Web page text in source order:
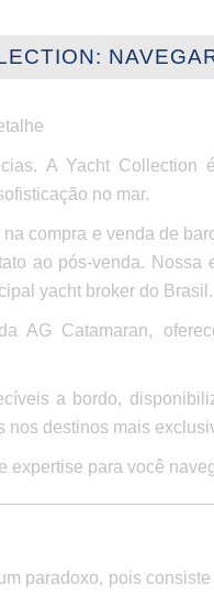
A Yacht
no mar.
compra e venda de
ao pós-venda.
yacht broker do Brasil.
AG Catamaran,
a bordo,
destinos mais
para você
paradoxo, pois consiste